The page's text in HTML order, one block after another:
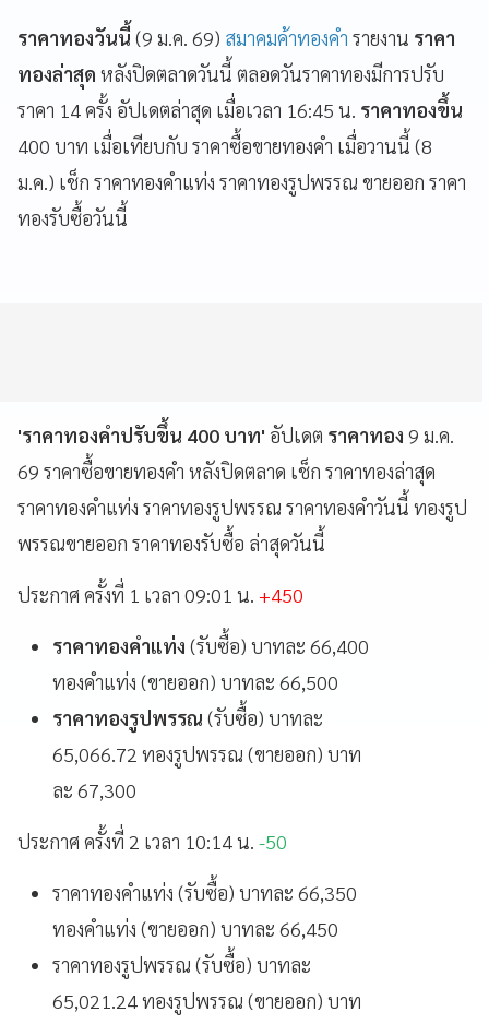
ราคาทองวันนี้ (9 ม.ค. 69) สมาคมค้าทองคำ รายงาน ราคา
ทองล่าสุด หลังปิดตลาดวันนี้ ตลอดวันราคาทองมีการปรับ
ราคา 14 ครั้ง อัปเดตล่าสุด เมื่อเวลา 16:45 น. ราคาทองขึ้น
400 บาท เมื่อเทียบกับ ราคาซื้อขายทองคำ เมื่อวานนี้ (8
ม.ค.) เช็ก ราคาทองคำแท่ง ราคาทองรูปพรรณ ขายออก ราคา
ทองรับซื้อวันนี้
'ราคาทองคำปรับขึ้น 400 บาท' อัปเดต ราคาทอง 9 ม.ค.
69 ราคาซื้อขายทองคำ หลังปิดตลาด เช็ก ราคาทองล่าสุด
ราคาทองคำแท่ง ราคาทองรูปพรรณ ราคาทองคำวันนี้ ทองรูป
พรรณขายออก ราคาทองรับซื้อ ล่าสุดวันนี้
ประกาศ ครั้งที่ 1 เวลา 09:01 น. +450
ราคาทองคำแท่ง (รับซื้อ) บาทละ 66,400
ทองคำแท่ง (ขายออก) บาทละ 66,500
ราคาทองรูปพรรณ (รับซื้อ) บาทละ
65,066.72 ทองรูปพรรณ (ขายออก) บาท
ละ 67,300
ประกาศ ครั้งที่ 2 เวลา 10:14 น. -50
ราคาทองคำแท่ง (รับซื้อ) บาทละ 66,350
ทองคำแท่ง (ขายออก) บาทละ 66,450
ราคาทองรูปพรรณ (รับซื้อ) บาทละ
65,021.24 ทองรูปพรรณ (ขายออก) บาท